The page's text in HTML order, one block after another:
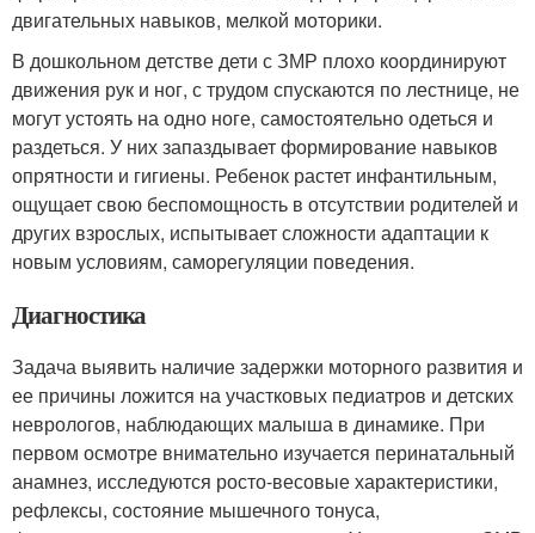
двигательных навыков, мелкой моторики.
В дошкольном детстве дети с ЗМР плохо координируют
движения рук и ног, с трудом спускаются по лестнице, не
могут устоять на одно ноге, самостоятельно одеться и
раздеться. У них запаздывает формирование навыков
опрятности и гигиены. Ребенок растет инфантильным,
ощущает свою беспомощность в отсутствии родителей и
других взрослых, испытывает сложности адаптации к
новым условиям, саморегуляции поведения.
Диагностика
Задача выявить наличие задержки моторного развития и
ее причины ложится на участковых педиатров и детских
неврологов, наблюдающих малыша в динамике. При
первом осмотре внимательно изучается перинатальный
анамнез, исследуются росто-весовые характеристики,
рефлексы, состояние мышечного тонуса,